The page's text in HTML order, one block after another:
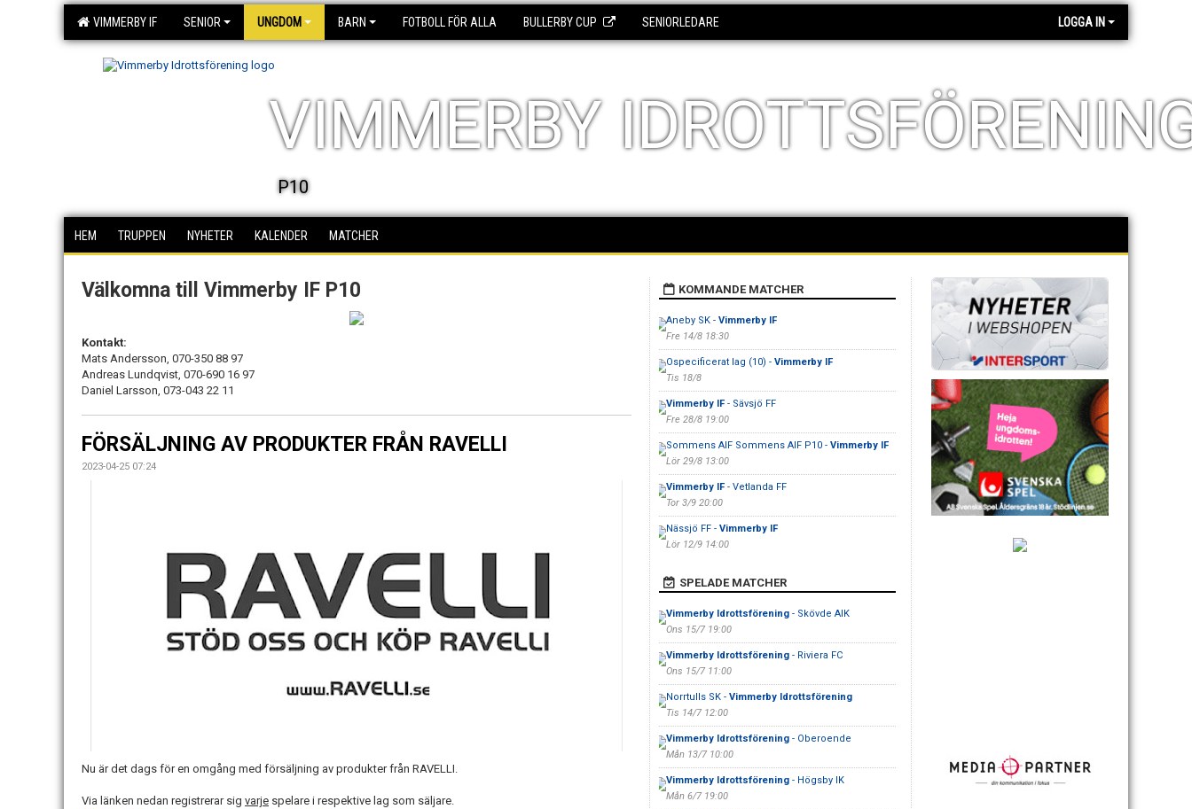
VIMMERBY IF SENIOR UNGDOM BARN FOTBOLL FÖR ALLA BULLERBY CUP SENIORLEDARE LOGGA IN
VIMMERBY
P10
HEM TRUPPEN NYHETER KALENDER MATCHER
Välkomna till Vimmerby IF P10
Kontakt:
Mats Andersson, 070-350 88 97
Andreas Lundqvist, 070-690 16 97
Daniel Larsson, 073-043 22 11
FÖRSÄLJNING AV PRODUKTER FRÅN RAVELLI
2023-04-25 07:24
Nu är det dags för en omgång med försäljning av produkter från RAVELLI.
Via länken nedan registrerar sig varje spelare i respektive lag som säljare.
KOMMANDE MATCHER
Aneby SK - Vimmerby IF
Fre 14/8 18:30
Ospecificerat lag (10) - Vimmerby IF
Tis 18/8
Vimmerby IF- Sävsjö FF
Fre 28/8 19:00
Sommens AIF Sommens AIF P10 - Vimmerby IF
Lör 29/8 13:00
Vimmerby IF- Vetlanda FF
Tor 3/9 20:00
Nässjö FF - Vimmerby IF
Lör 12/9 14:00
SPELADE MATCHER
Vimmerby Idrottsförening- Skövde AIK
Ons 15/7 19:00
Vimmerby Idrottsförening- Riviera FC
Ons 15/7 11:00
Norrtulls SK - Vimmerby Idrottsförening
Tis 14/7 12:00
Vimmerby Idrottsförening- Oberoende
Mån 13/7 10:00
Vimmerby Idrottsförening- Högsby IK
Mån 6/7 19:00